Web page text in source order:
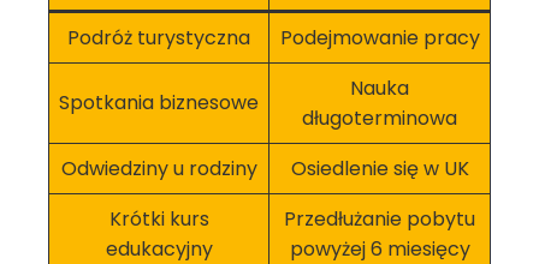
Podróż turystyczna
Podejmowanie pracy
Spotkania biznesowe
Nauka
długoterminowa
Odwiedziny u rodziny
Osiedlenie się w UK
Krótki kurs
edukacyjny
Przedłużanie pobytu
powyżej 6 miesięcy